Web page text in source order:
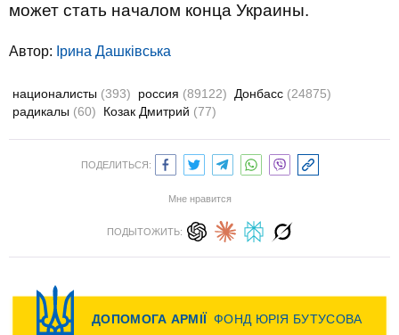
может стать началом конца Украины.
Автор: Ірина Дашківська
националисты (393) россия (89122) Донбасс (24875)
радикалы (60) Козак Дмитрий (77)
ПОДЕЛИТЬСЯ:
Мне нравится
ПОДЫТОЖИТЬ: